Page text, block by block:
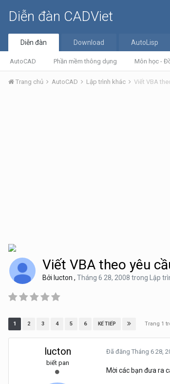
Diễn đàn CADViet
Diễn đàn
AutoCAD Phần mềm thông dụng Môn học -
Download AutoLisp
Trang chủ AutoCAD Lập trình khác Viết VBA
Viết VBA theo yêu
Bởi lucton , Tháng 6 28, 2008 trong Lập
1 2 3 4 5 6 KẾ TIẾP Trang 1
lucton
biết pan
Đã đăng Tháng 6 28,
Mời các bạn đưa ra